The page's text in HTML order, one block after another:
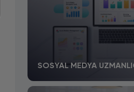
SOSYAL MEDYA